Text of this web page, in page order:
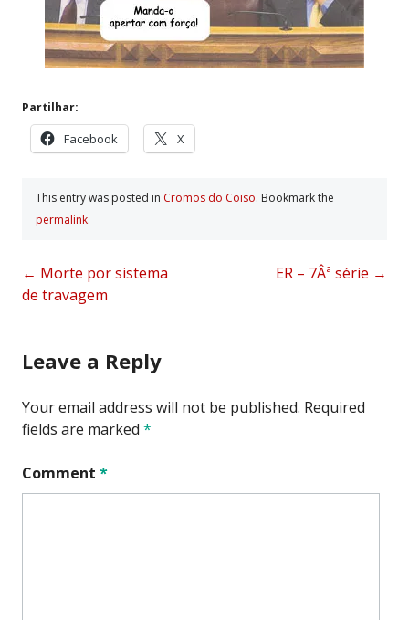
Partilhar:
Facebook X
This entry was posted in Cromos do Coiso. Bookmark the
permalink.
Post
navigation
← Morte por sistema
de travagem
ER – 7Âª série →
Leave a Reply
Your email address will not be published. Required
fields are marked *
Comment *